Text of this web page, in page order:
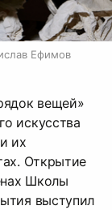
Ефимов
вещей»
искусства
их
Открытие
Школы
выступил